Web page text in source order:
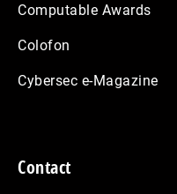
Computable Awards
Colofon
Cybersec e-Magazine
Contact